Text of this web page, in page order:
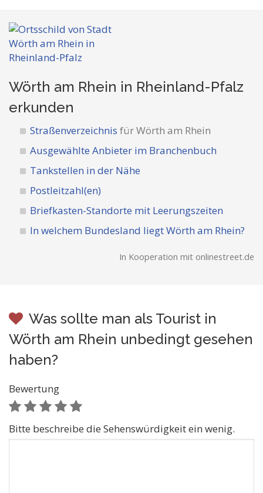
Wörth am Rhein in Rheinland-Pfalz
erkunden
Straßenverzeichnis für Wörth am Rhein
Ausgewählte Anbieter im Branchenbuch
Tankstellen in der Nähe
Postleitzahl(en)
Briefkasten-Standorte mit Leerungszeiten
In welchem Bundesland liegt Wörth am Rhein?
In Kooperation mit onlinestreet.de
Was sollte man als Tourist in
Wörth am Rhein unbedingt gesehen
haben?
Bewertung
Bitte beschreibe die Sehenswürdigkeit ein wenig.